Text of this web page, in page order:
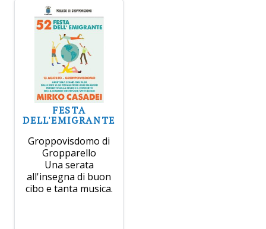
FESTA
DELL'EMIGRANTE
Groppovisdomo di
Gropparello
Una serata
all'insegna di buon
cibo e tanta musica.